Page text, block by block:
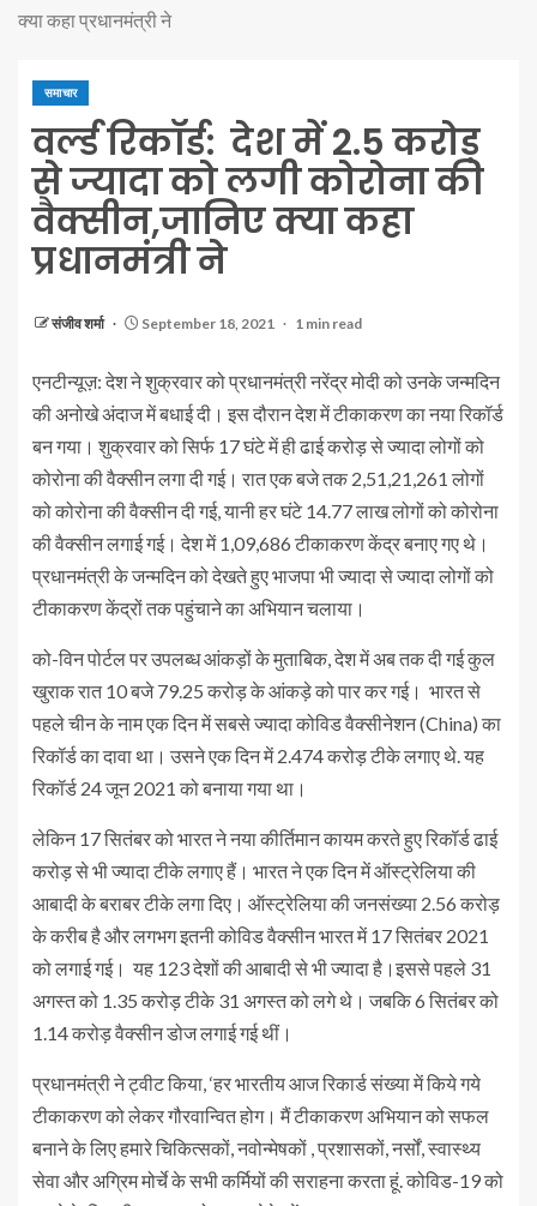
क्या कहा प्रधानमंत्री ने
समाचार
वर्ल्ड रिकॉर्ड: देश में 2.5 करोड़
से ज्यादा को लगी कोरोना की
वैक्सीन,जानिए क्या कहा
प्रधानमंत्री ने
संजीव शर्मा September 18, 2021 1 min read
एनटीन्यूज़: देश ने शुक्रवार को प्रधानमंत्री नरेंद्र मोदी को उनके जन्मदिन
की अनोखे अंदाज में बधाई दी। इस दौरान देश में टीकाकरण का नया रिकॉर्ड
बन गया। शुक्रवार को सिर्फ 17 घंटे में ही ढाई करोड़ से ज्यादा लोगों को
कोरोना की वैक्सीन लगा दी गई। रात एक बजे तक 2,51,21,261 लोगों
को कोरोना की वैक्सीन दी गई, यानी हर घंटे 14.77 लाख लोगों को कोरोना
की वैक्सीन लगाई गई। देश में 1,09,686 टीकाकरण केंद्र बनाए गए थे।
प्रधानमंत्री के जन्मदिन को देखते हुए भाजपा भी ज्यादा से ज्यादा लोगों को
टीकाकरण केंद्रों तक पहुंचाने का अभियान चलाया।
को-विन पोर्टल पर उपलब्ध आंकड़ों के मुताबिक, देश में अब तक दी गई कुल
खुराक रात 10 बजे 79.25 करोड़ के आंकड़े को पार कर गई। भारत से
पहले चीन के नाम एक दिन में सबसे ज्यादा कोविड वैक्सीनेशन (China) का
रिकॉर्ड का दावा था। उसने एक दिन में 2.474 करोड़ टीके लगाए थे. यह
रिकॉर्ड 24 जून 2021 को बनाया गया था।
लेकिन 17 सितंबर को भारत ने नया कीर्तिमान कायम करते हुए रिकॉर्ड ढाई
करोड़ से भी ज्यादा टीके लगाए हैं। भारत ने एक दिन में ऑस्ट्रेलिया की
आबादी के बराबर टीके लगा दिए। ऑस्ट्रेलिया की जनसंख्या 2.56 करोड़
के करीब है और लगभग इतनी कोविड वैक्सीन भारत में 17 सितंबर 2021
को लगाई गई। यह 123 देशों की आबादी से भी ज्यादा है।इससे पहले 31
अगस्त को 1.35 करोड़ टीके 31 अगस्त को लगे थे। जबकि 6 सितंबर को
1.14 करोड़ वैक्सीन डोज लगाई गई थीं।
प्रधानमंत्री ने ट्वीट किया, ‘हर भारतीय आज रिकार्ड संख्या में किये गये
टीकाकरण को लेकर गौरवान्वित होग। मैं टीकाकरण अभियान को सफल
बनाने के लिए हमारे चिकित्सकों, नवोन्मेषकों , प्रशासकों, नर्सों, स्वास्थ्य
सेवा और अग्रिम मोर्चे के सभी कर्मियों की सराहना करता हूं. कोविड-19 को